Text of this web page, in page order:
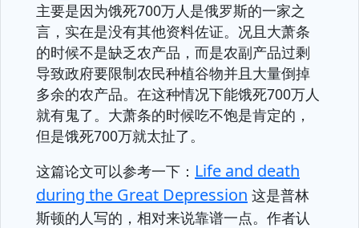
主要是因为饿死700万人是俄罗斯的一家之
言，实在是没有其他资料佐证。况且大萧条
的时候不是缺乏农产品，而是农副产品过剩
导致政府要限制农民种植谷物并且大量倒掉
多余的农产品。在这种情况下能饿死700万人
就有鬼了。大萧条的时候吃不饱是肯定的，
但是饿死700万就太扯了。
这篇论文可以参考一下： Life and death
during the Great Depression 这是普林
斯顿的人写的，相对来说靠谱一点。作者认